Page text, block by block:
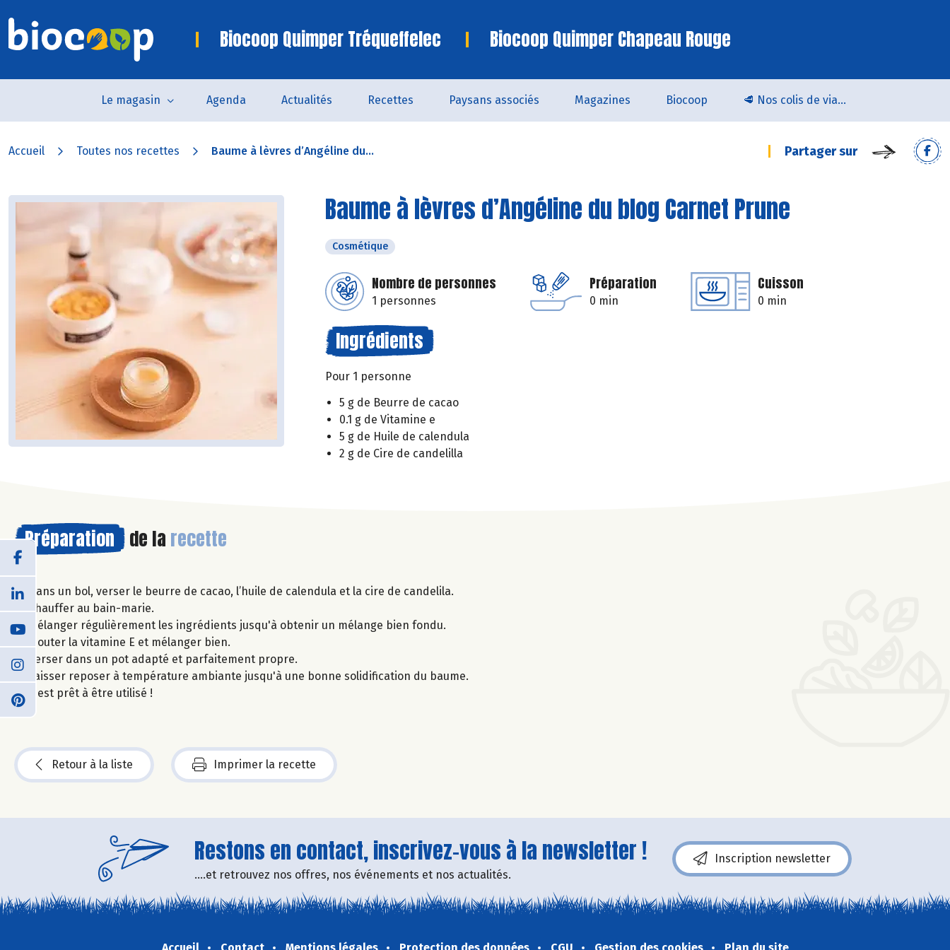
Biocoop Quimper Tréqueffelec Biocoop Quimper Chapeau Rouge
Le magasin Agenda Actualités Recettes Paysans associés Magazines Biocoop 🥩 Nos colis de viande bio & locale arrivent chez Biocoop Quimper !
Accueil Toutes nos recettes Baume à lèvres d’Angéline du... Partager sur
Baume à lèvres d’Angéline du blog Carnet Prune
Cosmétique
Nombre de personnes
1 personnes
Préparation
0 min
Cuisson
0 min
Ingrédients
Pour 1 personne
5 g de Beurre de cacao
0.1 g de Vitamine e
5 g de Huile de calendula
2 g de Cire de candelilla
Préparation de la recette
Dans un bol, verser le beurre de cacao, l’huile de calendula et la cire de candelila.
Chauffer au bain-marie.
Mélanger régulièrement les ingrédients jusqu'à obtenir un mélange bien fondu.
Ajouter la vitamine E et mélanger bien.
Verser dans un pot adapté et parfaitement propre.
Laisser reposer à température ambiante jusqu'à une bonne solidification du baume.
C'est prêt à être utilisé !
Retour à la liste Imprimer la recette
Restons en contact, inscrivez-vous à la newsletter !
....et retrouvez nos offres, nos événements et nos actualités.
Inscription newsletter